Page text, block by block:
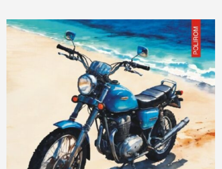
R
I
E
2
0
2
5